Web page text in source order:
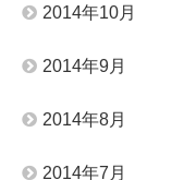
2014年10月
2014年9月
2014年8月
2014年7月